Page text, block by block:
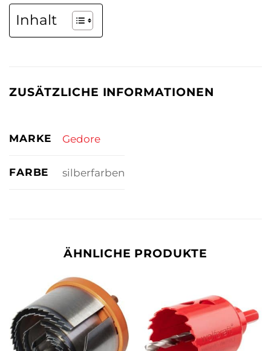
Inhalt
ZUSÄTZLICHE INFORMATIONEN
MARKE Gedore
FARBE silberfarben
ÄHNLICHE PRODUKTE